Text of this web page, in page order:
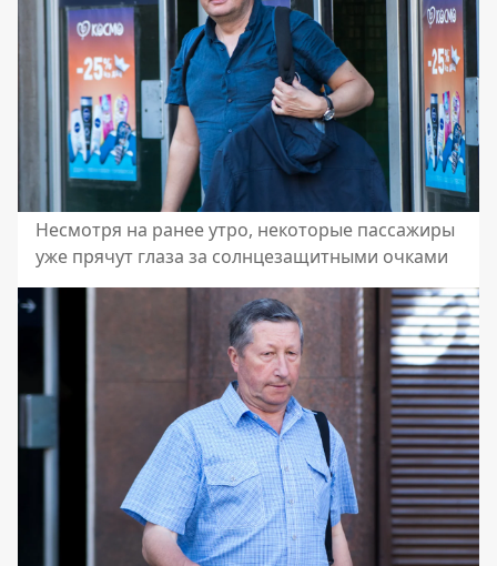
Несмотря на ранее утро, некоторые пассажиры
уже прячут глаза за солнцезащитными очками